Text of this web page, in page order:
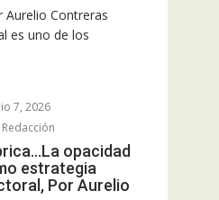
Aurelio Contreras
es uno de los
7, 2026
Redacción
opacidad
estrategia
Por Aurelio